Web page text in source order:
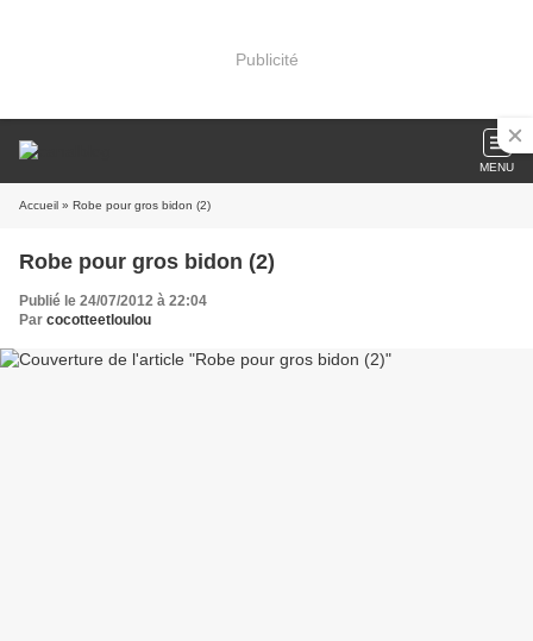
Publicité
MENU
Accueil » Robe pour gros bidon (2)
Robe pour gros bidon (2)
Publié le 24/07/2012 à 22:04
Par cocotteetloulou